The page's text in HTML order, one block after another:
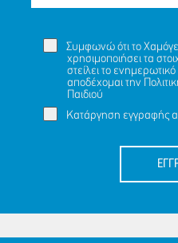
Συμφωνώ ότι το
χρησιμοποιήσει τα
στείλει το
αποδέχομαι την
Παιδιού
Κατάργηση εγγραφής